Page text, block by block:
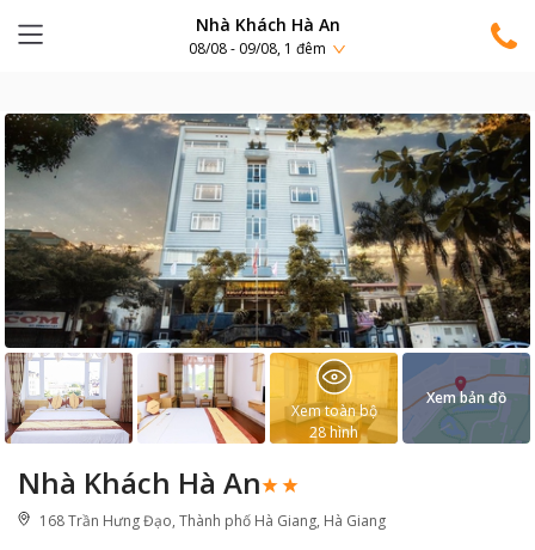
Nhà Khách Hà An
08/08 - 09/08, 1 đêm
Nhà Khách Hà An
168 Trần Hưng Đạo, Thành phố Hà Giang, Hà Giang
Xem toàn bộ
28hình
Xem bản đồ